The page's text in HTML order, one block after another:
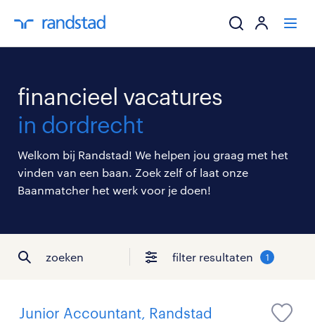
mijn carrière
over randstad
financieel vacatures
in dordrecht
Welkom bij Randstad! We helpen jou graag met het
vinden van een baan. Zoek zelf of laat onze
Baanmatcher het werk voor je doen!
zoeken filter resultaten 1
Junior Accountant, Randstad